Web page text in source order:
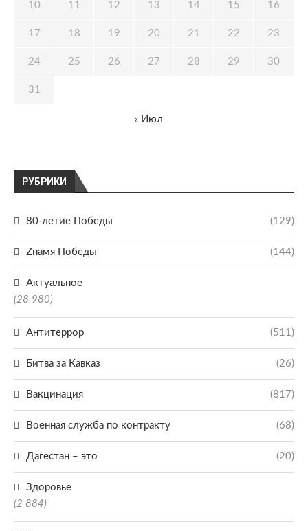
РУБРИКИ
80-летие Победы (129)
Zнамя Победы (144)
Актуальное
(28 980)
Антитеррор (511)
Битва за Кавказ (26)
Вакцинация (817)
Военная служба по контракту (68)
Дагестан – это (20)
Здоровье
(2 884)
10 11 12 13 14 15 16
17 18 19 20 21 22 23
24 25 26 27 28 29 30
31
« Июл